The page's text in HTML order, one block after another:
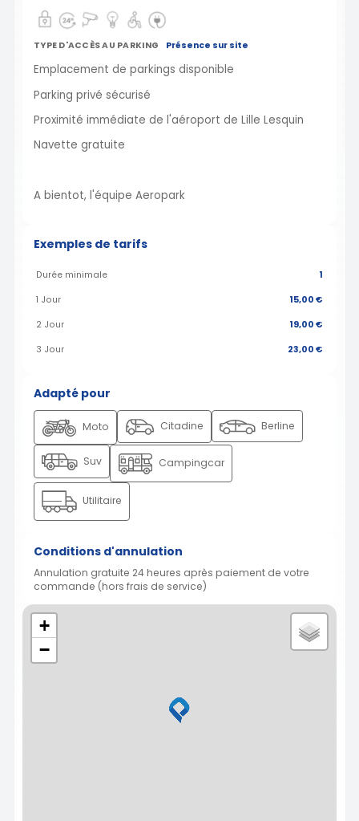
TYPE D'ACCÈS AU PARKING Présence sur site
Emplacement de parkings disponible
Parking privé sécurisé
Proximité immédiate de l'aéroport de Lille Lesquin
Navette gratuite
A bientot, l'équipe Aeropark
Exemples de tarifs
Durée minimale 1
1 Jour 15,00 €
2 Jour 19,00 €
3 Jour 23,00 €
Adapté pour
Moto Citadine Berline
Suv Campingcar
Utilitaire
Conditions d'annulation
Annulation gratuite 24 heures après paiement de votre
commande (hors frais de service)
+
−